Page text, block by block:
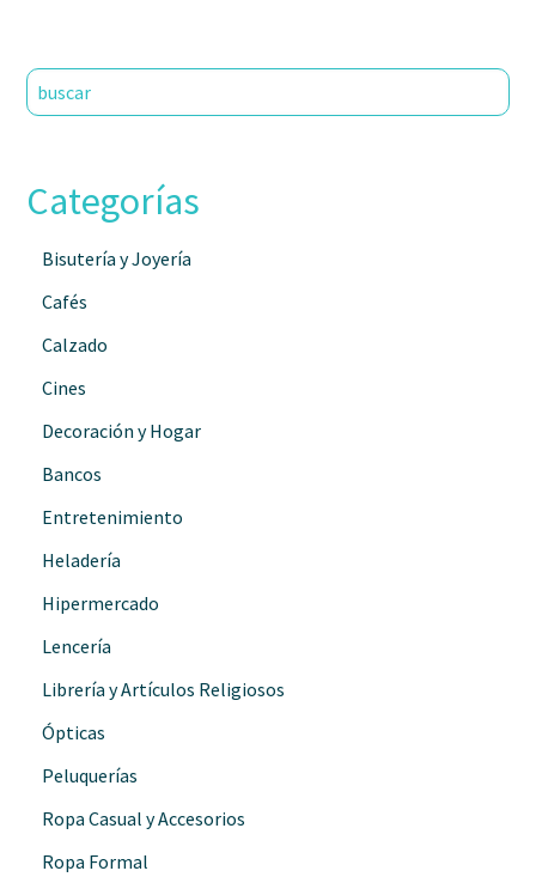
Categorías
Bisutería y Joyería
Cafés
Calzado
Cines
Decoración y Hogar
Bancos
Entretenimiento
Heladería
Hipermercado
Lencería
Librería y Artículos Religiosos
Ópticas
Peluquerías
Ropa Casual y Accesorios
Ropa Formal